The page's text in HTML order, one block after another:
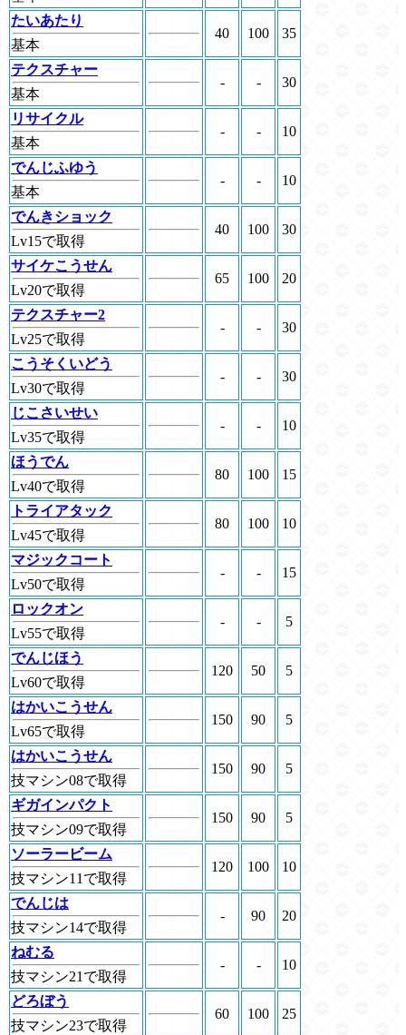
たいあたり
基本
40 100 35
テクスチャー
基本
- - 30
リサイクル
基本
- - 10
でんじふゆう
基本
- - 10
でんきショック
Lv15で取得
40 100 30
サイケこうせん
Lv20で取得
65 100 20
テクスチャー2
Lv25で取得
- - 30
こうそくいどう
Lv30で取得
- - 30
じこさいせい
Lv35で取得
- - 10
ほうでん
Lv40で取得
80 100 15
トライアタック
Lv45で取得
80 100 10
マジックコート
Lv50で取得
- - 15
ロックオン
Lv55で取得
- - 5
でんじほう
Lv60で取得
120 50 5
はかいこうせん
Lv65で取得
150 90 5
はかいこうせん
技マシン08で取得
150 90 5
ギガインパクト
技マシン09で取得
150 90 5
ソーラービーム
技マシン11で取得
120 100 10
でんじは
技マシン14で取得
- 90 20
ねむる
技マシン21で取得
- - 10
どろぼう
技マシン23で取得
60 100 25